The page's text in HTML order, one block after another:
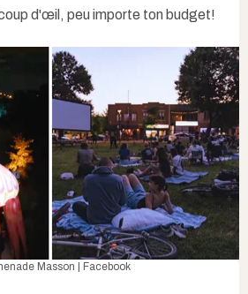
d'œil, peu importe ton budget!
Masson | Facebook